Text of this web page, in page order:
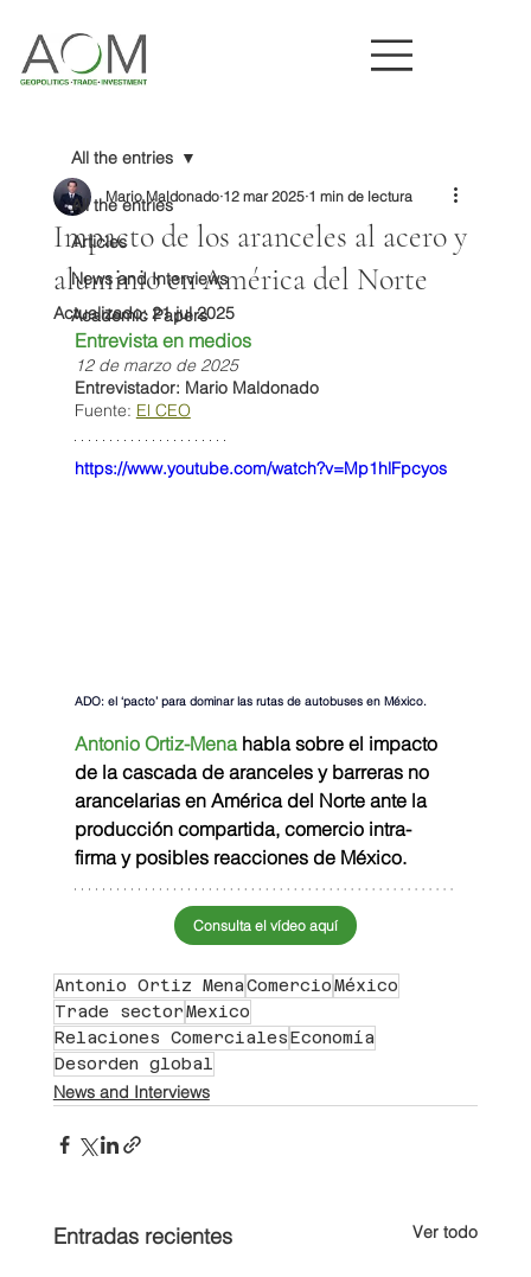
All the entries
Articles
News and Interviews
Academic Papers
All the entries
Impacto de los aranceles al acero y
aluminio en América del Norte
Mario Maldonado 12 mar 2025 1 min de lectura
Actualizado:21 jul 2025
Entrevista en medios
12 de marzo de 2025
Entrevistador: Mario Maldonado
Fuente: El CEO
https://www.youtube.com/watch?v=Mp1hlFpcyos
ADO: el ‘pacto’ para dominar las rutas de autobuses en México.
Antonio Ortiz-Mena habla sobre el impacto
de la cascada de aranceles y barreras no
arancelarias en América del Norte ante la
producción compartida, comercio intra-
firma y posibles reacciones de México.
Consulta el vídeo aquí
Antonio Ortiz MenaComercioMéxico
Trade sectorMexico
Relaciones ComercialesEconomía
Desorden global
News and Interviews
Entradas recientes Ver todo